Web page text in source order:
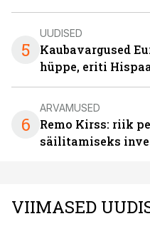
5
UUDISED
Kaubavargused
hüppe, eriti
6
ARVAMUSED
Remo Kirss: riik
säilitamiseks
VIIMASED